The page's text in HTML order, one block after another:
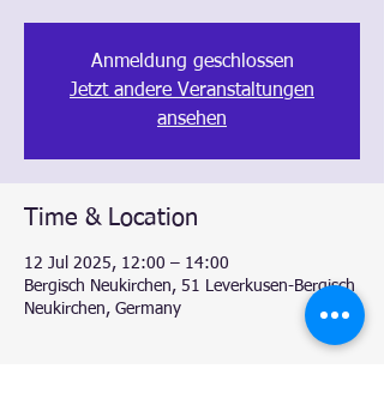
Anmeldung geschlossen
Jetzt andere Veranstaltungen
ansehen
Time & Location
12 Jul 2025, 12:00 – 14:00
Bergisch Neukirchen, 51 Leverkusen-Bergisch
Neukirchen, Germany